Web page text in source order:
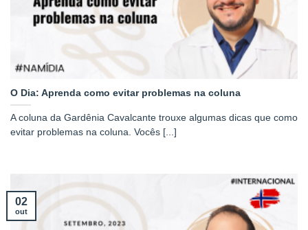
O Dia: Aprenda como evitar problemas na coluna
A coluna da Gardênia Cavalcante trouxe algumas dicas que como
evitar problemas na coluna. Vocês [...]
02
out